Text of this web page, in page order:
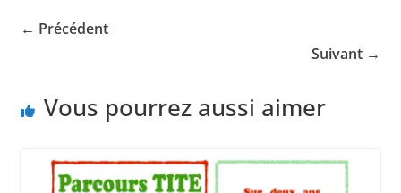
← Précédent
Suivant →
Vous pourrez aussi aimer